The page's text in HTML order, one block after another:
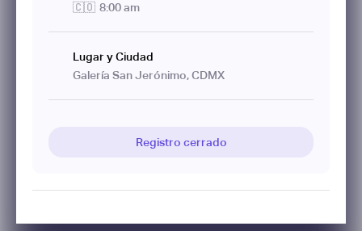
🇨🇴 8:00 am
Lugar y Ciudad
Galería San Jerónimo, CDMX
Registro cerrado